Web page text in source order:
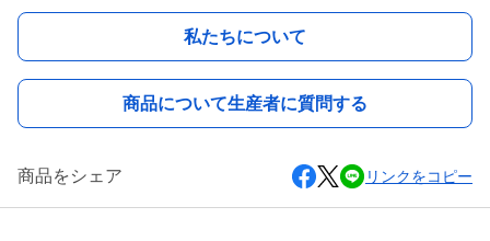
私たちについて
商品について生産者に質問する
商品をシェア リンクをコピー